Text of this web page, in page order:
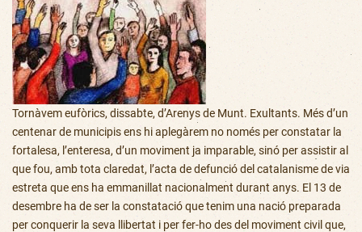
Tornàvem eufòrics, dissabte, d’Arenys de Munt. Exultants. Més d’un
centenar de municipis ens hi aplegàrem no només per constatar la
fortalesa, l’enteresa, d’un moviment ja imparable, sinó per assistir al
que fou, amb tota claredat, l’acta de defunció del catalanisme de via
estreta que ens ha emmanillat nacionalment durant anys. El 13 de
desembre ha de ser la constatació que tenim una nació preparada
per conquerir la seva llibertat i per fer-ho des del moviment civil que,